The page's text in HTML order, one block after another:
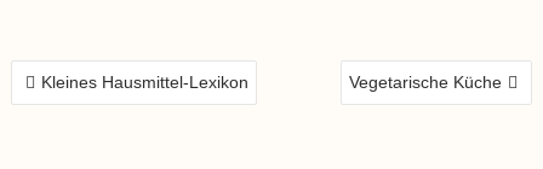
BEITRAGS-
Kleines Hausmittel-Lexikon Vegetarische Küche